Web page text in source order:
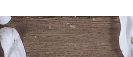
VIE PRATIQUE